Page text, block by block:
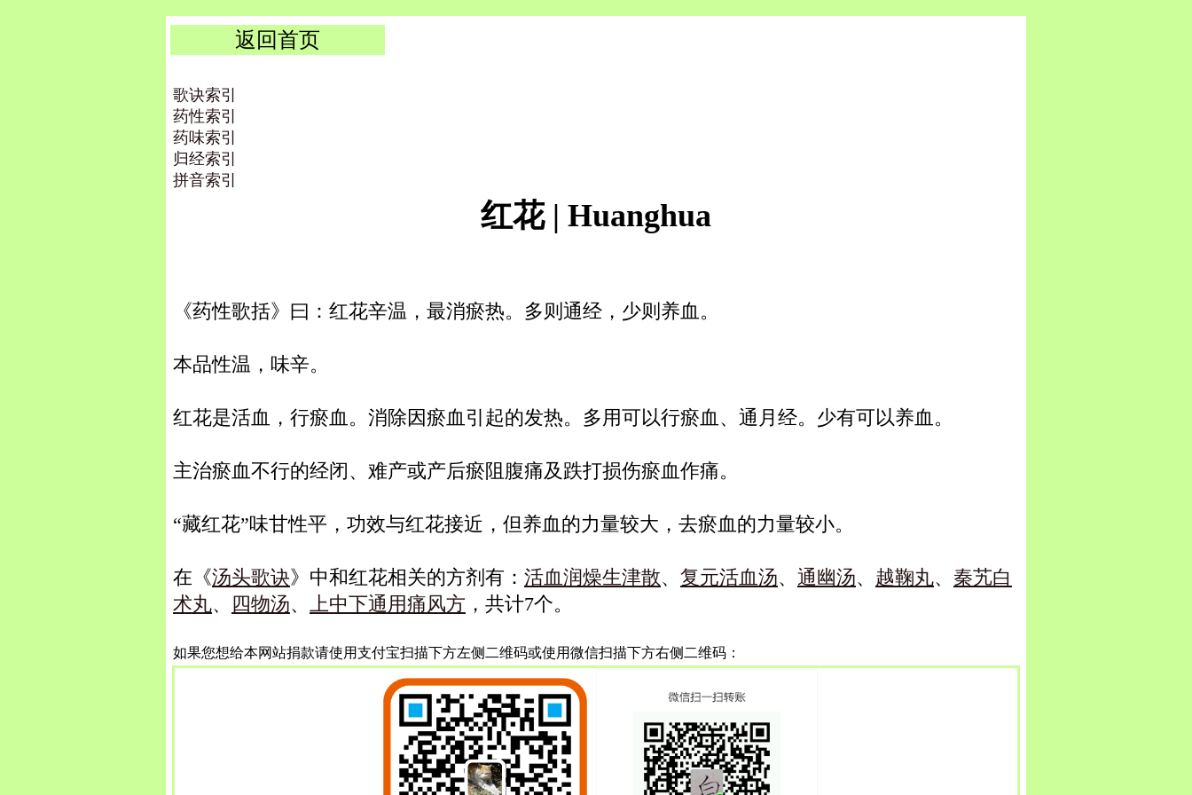
返回首页
歌诀索引
药性索引
药味索引
归经索引
拼音索引
红花 | Huanghua
《药性歌括》曰：红花辛温，最消瘀热。多则通经，少则养血。
本品性温，味辛。
红花是活血，行瘀血。消除因瘀血引起的发热。多用可以行瘀血、通月经。少有可以养血。
主治瘀血不行的经闭、难产或产后瘀阻腹痛及跌打损伤瘀血作痛。
“藏红花”味甘性平，功效与红花接近，但养血的力量较大，去瘀血的力量较小。
在《汤头歌诀》中和红花相关的方剂有： 活血润燥生津散、 复元活血汤、 通幽汤、 越鞠丸、 秦艽白
术丸、 四物汤、 上中下通用痛风方 ，共计7个。
如果您想给本网站捐款请使用支付宝扫描下方左侧二维码或使用微信扫描下方右侧二维码：